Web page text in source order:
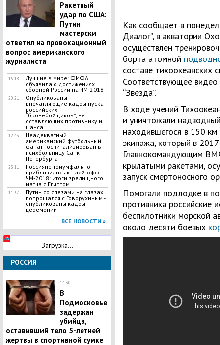
Ракетный
удар по США:
Путин
мастерски
ответил на провокационный
вопрос американского
журналиста
16:18
Лучшие в мире: ФИФА
объявила о достижениях
сборной России на ЧМ-2018
20:21
Опубликованы
впечатляющие кадры пуска
российских
“бронебойщиков”, не
оставляющих противнику и
шанса
12:43
Неадекватный
американский футбольный
фанат госпитализирован в
психбольницу Санкт-
Петербурга
23:11
Россияне триумфально
приблизились к плей-офф
ЧМ-2018: итоги зрелищного
матча с Египтом
11:37
Путин со слезами на глазах
попрощался с Говорухиным -
опубликованы кадры
церемонии
ВСЕ НОВОСТИ »
Загрузка...
РОССИЯ
14:30
В
Подмосковье
задержан
убийца,
оставивший тело 5-летней
жертвы в спортивной сумке
Как сообщает в
Диалог”, в акватории
осуществлен
борта атомной
составе тихоокеанских
Соответствующее видео
“Звезда”.
В ходе учений
и уничтожали
находившегося в 150
экипажа, который в
Главнокомандующим
крылатыми ракетами,
запуск смертоносного
Помогали подлодке в
противника российские
беспилотники морской
около десяти боевых